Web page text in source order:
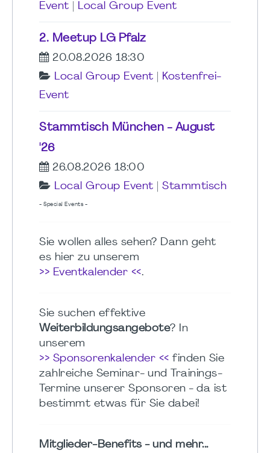
Event
Local Group Event
2. Meetup LG Pfalz
20.08.2026 18:30
Local Group Event
Kostenfrei-
Event
Stammtisch München - August
'26
26.08.2026 18:00
Local Group Event
Stammtisch
- Special Events -
Sie wollen alles sehen? Dann geht
es hier zu unserem
>> Eventkalender <<.
Sie suchen effektive
Weiterbildungsangebote? In
unserem
>> Sponsorenkalender << finden Sie
zahlreiche Seminar- und Trainings-
Termine unserer Sponsoren - da ist
bestimmt etwas für Sie dabei!
Mitglieder-Benefits - und mehr...